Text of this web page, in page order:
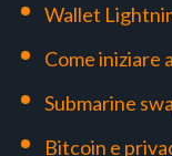
Wallet
Come iniziare
Submarine
Bitcoin e